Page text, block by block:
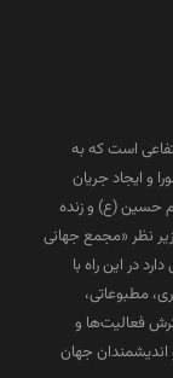
است که به
و ایجاد جریان
حسین (ع) و زنده
۱۳۹۳ هجری شمسی زیر نظر «مجمع جهانی
در این راه با
مطبوعاتی،
فعالیت‌ها و
جهان